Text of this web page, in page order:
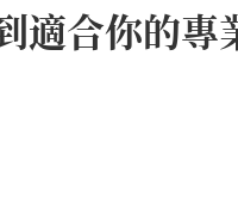
適合你的專